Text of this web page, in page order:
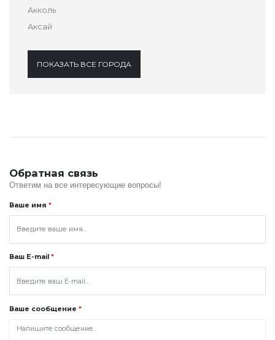
Акколь
Аксай
ПОКАЗАТЬ ВСЕ ГОРОДА
Обратная связь
Ответим на все интересующие вопросы!
Ваше имя *
Ваш E-mail *
Ваше сообщение *